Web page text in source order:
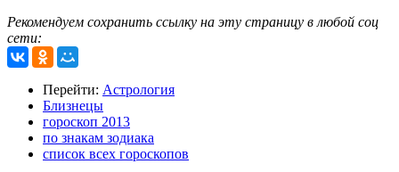
Рекомендуем сохранить ссылку на эту страницу в любой соц
сети:
Перейти: Астрология
Близнецы
гороскоп 2013
по знакам зодиака
список всех гороскопов